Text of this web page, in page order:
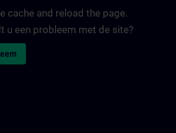
cache and reload the page.
u een probleem met de site?